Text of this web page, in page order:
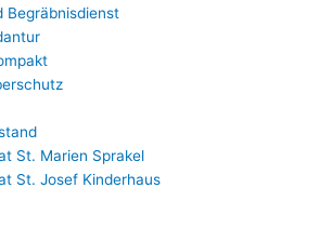
Begräbnisdienst
St. Marien Sprakel
St. Josef Kinderhaus